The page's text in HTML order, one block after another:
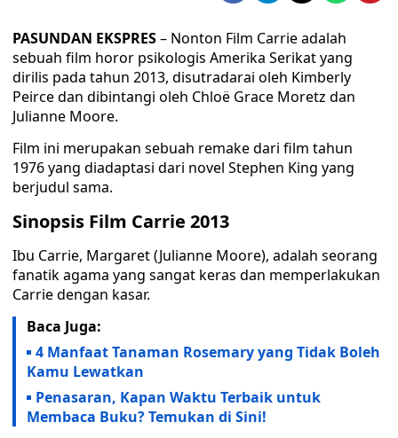
PASUNDAN EKSPRES– Nonton Film Carrie adalah
sebuah film horor psikologis Amerika Serikat yang
dirilis pada tahun 2013, disutradarai oleh Kimberly
Peirce dan dibintangi oleh Chloë Grace Moretz dan
Julianne Moore.
Film ini merupakan sebuah remake dari film tahun
1976 yang diadaptasi dari novel Stephen King yang
berjudul sama.
Sinopsis Film Carrie 2013
Ibu Carrie, Margaret (Julianne Moore), adalah seorang
fanatik agama yang sangat keras dan memperlakukan
Carrie dengan kasar.
Baca Juga:
4 Manfaat Tanaman Rosemary yang Tidak Boleh
Kamu Lewatkan
Penasaran, Kapan Waktu Terbaik untuk
Membaca Buku? Temukan di Sini!